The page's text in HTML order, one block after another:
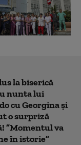
la biserică
nunta lui
cu Georgina și
o surpriză
”Momentul va
în istorie”